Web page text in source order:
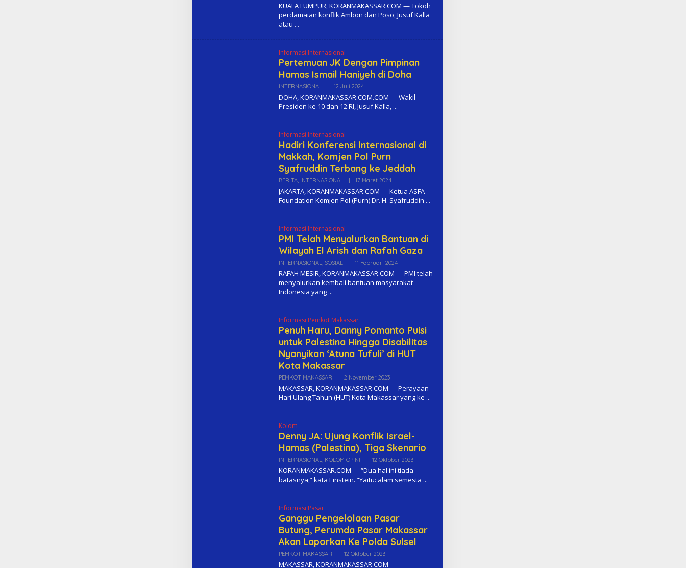
E
H
KUALA LUMPUR, KORANMAKASSAR.COM — Tokoh
perdamaian konflik Ambon dan Poso, Jusuf Kalla
atau
Informasi Internasional
Pertemuan JK Dengan Pimpinan
Hamas Ismail Haniyeh di Doha
INTERNASIONAL | 12 Juli 2024O
E
H
O
DOHA, KORANMAKASSAR.COM.COM — Wakil
Presiden ke 10 dan 12 RI, Jusuf Kalla,
Informasi Internasional
Hadiri Konferensi Internasional di
Makkah, Komjen Pol Purn
Syafruddin Terbang ke Jeddah
BERITA, INTERNASIONAL | 17 Maret 2024O
E
H
O
JAKARTA, KORANMAKASSAR.COM — Ketua ASFA
Foundation Komjen Pol (Purn) Dr. H. Syafruddin
Informasi Internasional
PMI Telah Menyalurkan Bantuan di
Wilayah El Arish dan Rafah Gaza
INTERNASIONAL SOSIAL | 11 Februari 2024O
E
H
RAFAH MESIR, KORANMAKASSAR.COM — PMI telah
menyalurkan kembali bantuan masyarakat
Indonesia yang
Informasi Pemkot Makassar
Penuh Haru, Danny Pomanto Puisi
untuk Palestina Hingga Disabilitas
Nyanyikan ‘Atuna Tufuli’ di HUT
Kota Makassar
PEMKOT MAKASSAR | 2 November 2023O
E
H
O
MAKASSAR, KORANMAKASSAR.COM — Perayaan
Hari Ulang Tahun (HUT) Kota Makassar yang ke
Kolom
Denny JA: Ujung Konflik Israel-
Hamas (Palestina), Tiga Skenario
INTERNASIONAL KOLOM OPINI | 12 Oktober 2023O
H
O
KORANMAKASSAR.COM — “Dua hal ini tiada
batasnya,” kata Einstein. “Yaitu: alam semesta
Informasi Pasar
Ganggu Pengelolaan Pasar
Butung, Perumda Pasar Makassar
Akan Laporkan Ke Polda Sulsel
PEMKOT MAKASSAR | 12 Oktober 2023O
MAKASSAR, KORANMAKASSAR.COM —